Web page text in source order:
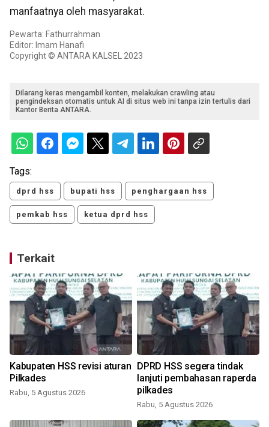
manfaatnya oleh masyarakat.
Pewarta: Fathurrahman
Editor: Imam Hanafi
Copyright © ANTARA KALSEL 2023
Dilarang keras mengambil konten, melakukan crawling atau
pengindeksan otomatis untuk AI di situs web ini tanpa izin tertulis dari
Kantor Berita ANTARA.
Tags:
dprd hss bupati hss penghargaan hss
pemkab hss ketua dprd hss
Terkait
Kabupaten HSS revisi aturan
Pilkades
Rabu, 5 Agustus 2026
DPRD HSS segera tindak
lanjuti pembahasan raperda
pilkades
Rabu, 5 Agustus 2026